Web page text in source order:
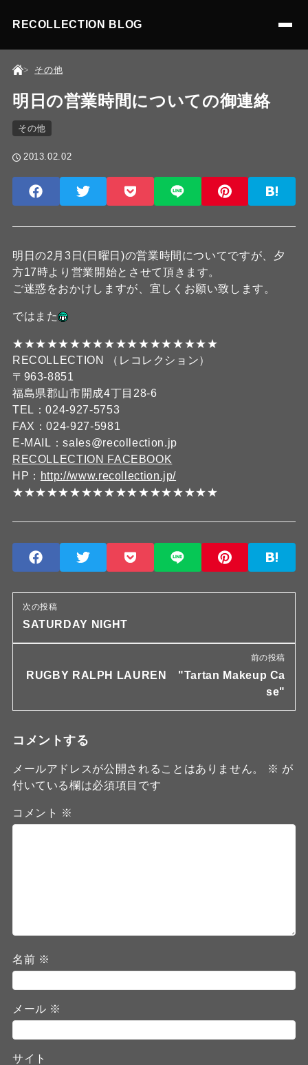
RECOLLECTION BLOG
その他
明日の営業時間についての御連絡
その他
2013.02.02
明日の2月3日(日曜日)の営業時間についてですが、夕
方17時より営業開始とさせて頂きます。
ご迷惑をおかけしますが、宜しくお願い致します。
ではまた
★★★★★★★★★★★★★★★★★★
RECOLLECTION （レコレクション）
〒963-8851
福島県郡山市開成4丁目28-6
TEL：024-927-5753
FAX：024-927-5981
E-MAIL：sales@recollection.jp
RECOLLECTION FACEBOOK
HP： http://www.recollection.jp/
★★★★★★★★★★★★★★★★★★
次の投稿
SATURDAY NIGHT
前の投稿
RUGBY RALPH LAUREN "Tartan Makeup Ca
se"
コメントする
メールアドレスが公開されることはありません。 ※ が
付いている欄は必須項目です
コメント ※
名前 ※
メール ※
サイト